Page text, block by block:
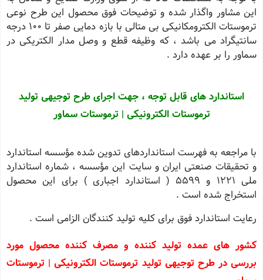
این مشاور واگذار شده و توضیحات فوق محصول این طرح نوعی
ترموستات الکترومکانیکی بی متالی با بازه دمایی صفر تا ١٠٠ درجه
سانتیگراد می باشد ، که وظیفه قطع و وصل مدار الکتریکی در
سماور را بر عهده دارد .
استاندارد های قابل توجه ، جهت اجرای طرح توجیهی تولید
ترموستات الکترونیکی | ترموستات سماور
با مراجعه به فهرست استانداردهای تدوین شده مؤسسه استاندارد
و تحقیقات صنعتی ایران و سایت این مؤسسه ، شماره استاندارد
ملی ١٢٢١ و ٥٥٩٩ ( استاندارد اجباری ) برای این محصول
استخراج شده است .
رعایت استاندارد فوق برای کلیه تولید کنندگان الزامی است .
کشور های عمده تولید کننده و مصرف کننده محصول مورد
بررسی در طرح توجیهی تولید ترموستات الکترونیکی | ترموستات